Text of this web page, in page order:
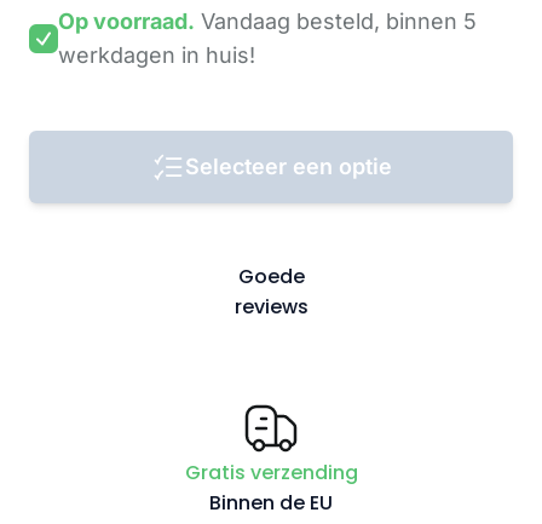
Op voorraad. Vandaag besteld, binnen 5
werkdagen in huis!
Selecteer een optie
Goede
reviews
Gratis verzending
Binnen de EU